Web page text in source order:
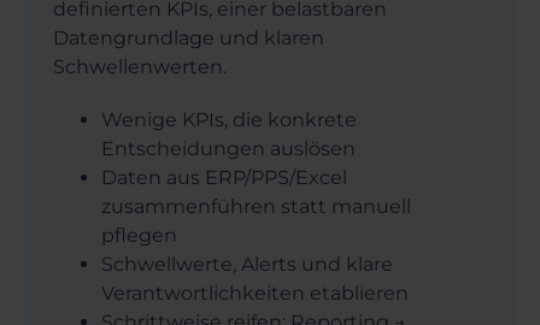
definierten KPIs, einer belastbaren
Datengrundlage und klaren
Schwellenwerten.
Wenige KPIs, die konkrete
Entscheidungen auslösen
Daten aus ERP/PPS/Excel
zusammenführen statt manuell
pflegen
Schwellwerte, Alerts und klare
Verantwortlichkeiten etablieren